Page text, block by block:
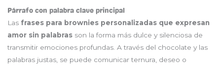
Párrafo con palabra clave principal
Las frases para brownies personalizadas que expresan
amor sin palabras son la forma más dulce y silenciosa de
transmitir emociones profundas. A través del chocolate y las
palabras justas, se puede comunicar ternura, deseo o